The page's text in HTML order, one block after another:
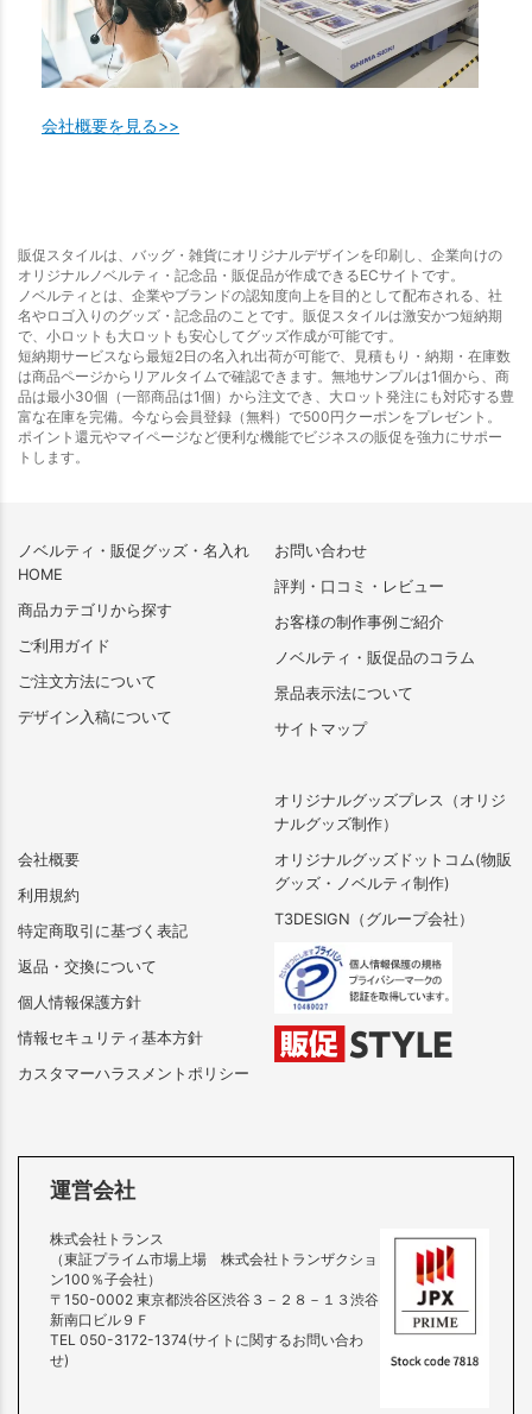
会社概要を見る>>
販促スタイルは、バッグ・雑貨にオリジナルデザインを印刷し、企業向けの
オリジナルノベルティ・記念品・販促品が作成できるECサイトです。
ノベルティとは、企業やブランドの認知度向上を目的として配布される、社
名やロゴ入りのグッズ・記念品のことです。販促スタイルは激安かつ短納期
で、小ロットも大ロットも安心してグッズ作成が可能です。
短納期サービスなら最短2日の名入れ出荷が可能で、見積もり・納期・在庫数
は商品ページからリアルタイムで確認できます。無地サンプルは1個から、商
品は最小30個（一部商品は1個）から注文でき、大ロット発注にも対応する豊
富な在庫を完備。今なら会員登録（無料）で500円クーポンをプレゼント。
ポイント還元やマイページなど便利な機能でビジネスの販促を強力にサポー
トします。
ノベルティ・販促グッズ・名入れ
HOME
商品カテゴリから探す
ご利用ガイド
ご注文方法について
デザイン入稿について
会社概要
利用規約
特定商取引に基づく表記
返品・交換について
個人情報保護方針
情報セキュリティ基本方針
カスタマーハラスメントポリシー
お問い合わせ
評判・口コミ・レビュー
お客様の制作事例ご紹介
ノベルティ・販促品のコラム
景品表示法について
サイトマップ
オリジナルグッズプレス（オリジ
ナルグッズ制作）
オリジナルグッズドットコム(物販
グッズ・ノベルティ制作)
T3DESIGN（グループ会社）
運営会社
株式会社トランス
（東証プライム市場上場 株式会社トランザクショ
ン100％子会社）
〒150-0002 東京都渋谷区渋谷３－２８－１３渋谷
新南口ビル９Ｆ
TEL 050-3172-1374(サイトに関するお問い合わ
せ)